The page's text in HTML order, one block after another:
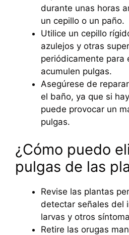
durante unas horas
un cepillo o un paño.
Utilice un cepillo
azulejos y otras
periódicamente para
acumulen pulgas.
Asegúrese de
el baño, ya que si
puede provocar un
pulgas.
¿Cómo puedo
pulgas de las
Revise las plantas
detectar señales del
larvas y otros
Retire las orugas